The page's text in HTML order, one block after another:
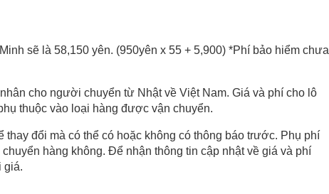
sẽ là 58,150 yên. (950yên x 55 + 5,900) *Phí bảo hiểm chưa
cho người chuyển từ Nhật về Việt Nam. Giá và phí cho lô
thuộc vào loại hàng được vận chuyển.
đổi mà có thể có hoặc không có thông báo trước. Phụ phí
hàng không. Để nhận thông tin cập nhật về giá và phí
giá.